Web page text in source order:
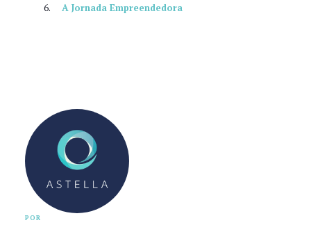
A Jornada Empreendedora
POR